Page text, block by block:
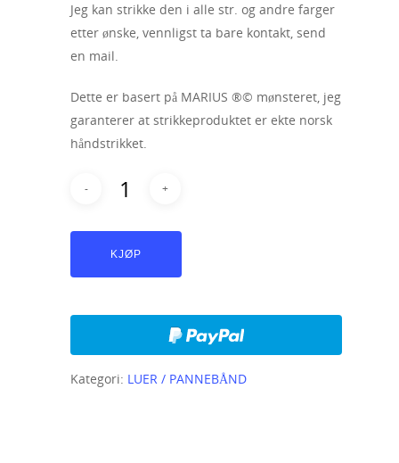
Jeg kan strikke den i alle str. og andre farger
etter ønske, vennligst ta bare kontakt, send
en mail.
Dette er basert på MARIUS ®© mønsteret, jeg
garanterer at strikkeproduktet er ekte norsk
håndstrikket.
KJØP
Kategori: LUER / PANNEBÅND